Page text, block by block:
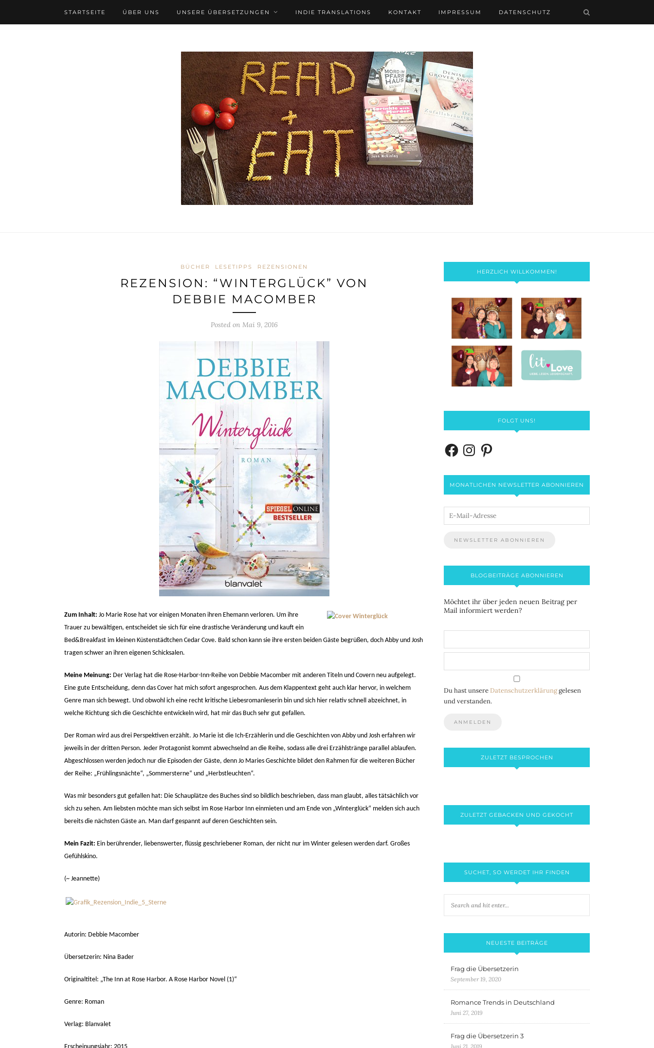
STARTSEITE ÜBER UNS UNSERE ÜBERSETZUNGEN INDIE TRANSLATIONS KONTAKT IMPRESSUM DATENSCHUTZ
BÜCHER LESETIPPS REZENSIONEN
REZENSION: “WINTERGLÜCK” VON
DEBBIE MACOMBER
Posted on Mai 9, 2016
Zum Inhalt: Jo Marie Rose hat vor einigen Monaten ihren Ehemann verloren. Um ihre
Trauer zu bewältigen, entscheidet sie sich für eine drastische Veränderung und kauft ein
Bed&Breakfast im kleinen Küstenstädtchen Cedar Cove. Bald schon kann sie ihre ersten beiden Gäste begrüßen, doch Abby und Josh
tragen schwer an ihren eigenen Schicksalen.
Meine Meinung: Der Verlag hat die Rose-Harbor-Inn-Reihe von Debbie Macomber mit anderen Titeln und Covern neu aufgelegt.
Eine gute Entscheidung, denn das Cover hat mich sofort angesprochen. Aus dem Klappentext geht auch klar hervor, in welchem
Genre man sich bewegt. Und obwohl ich eine recht kritische Liebesromanleserin bin und sich hier relativ schnell abzeichnet, in
welche Richtung sich die Geschichte entwickeln wird, hat mir das Buch sehr gut gefallen.
Der Roman wird aus drei Perspektiven erzählt. Jo Marie ist die Ich-Erzählerin und die Geschichten von Abby und Josh erfahren wir
jeweils in der dritten Person. Jeder Protagonist kommt abwechselnd an die Reihe, sodass alle drei Erzählstränge parallel ablaufen.
Abgeschlossen werden jedoch nur die Episoden der Gäste, denn Jo Maries Geschichte bildet den Rahmen für die weiteren Bücher
der Reihe: „Frühlingsnächte“, „Sommersterne“ und „Herbstleuchten“.
Was mir besonders gut gefallen hat: Die Schauplätze des Buches sind so bildlich beschrieben, dass man glaubt, alles tätsächlich vor
sich zu sehen. Am liebsten möchte man sich selbst im Rose Harbor Inn einmieten und am Ende von „Winterglück“ melden sich auch
bereits die nächsten Gäste an. Man darf gespannt auf deren Geschichten sein.
Mein Fazit: Ein berührender, liebenswerter, flüssig geschriebener Roman, der nicht nur im Winter gelesen werden darf. Großes
Gefühlskino.
(~ Jeannette)
Autorin: Debbie Macomber
Übersetzerin: Nina Bader
Originaltitel: „The Inn at Rose Harbor. A Rose Harbor Novel (1)“
Genre: Roman
Verlag: Blanvalet
HERZLICH WILLKOMMEN!
FOLGT UNS!
MONATLICHEN NEWSLETTER ABONNIEREN
BLOGBEITRÄGE ABONNIEREN
Möchtet ihr über jeden neuen Beitrag per
Mail informiert werden?
Du hast unsere Datenschutzerklärunggelesen
und verstanden.
ZULETZT BESPROCHEN
ZULETZT GEBACKEN UND GEKOCHT
SUCHET, SO WERDET IHR FINDEN
NEUESTE BEITRÄGE
Frag die Übersetzerin
September 19, 2020
Romance Trends in Deutschland
Juni 27, 2019
Frag die Übersetzerin 3
Juni 21, 2019